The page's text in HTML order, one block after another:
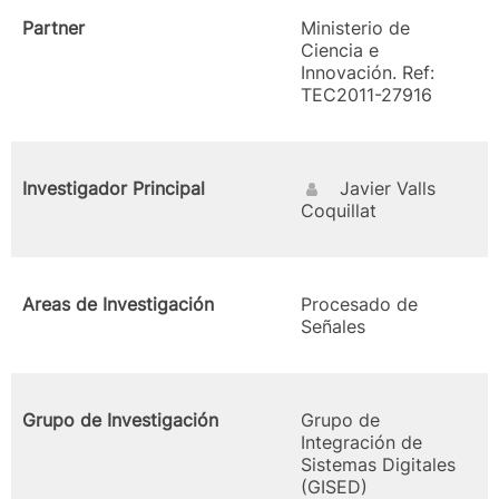
Partner
Ministerio de
Ciencia e
Innovación. Ref:
TEC2011-27916
Investigador Principal
Javier Valls
Coquillat
Areas de Investigación
Procesado de
Señales
Grupo de Investigación
Grupo de
Integración de
Sistemas Digitales
(GISED)